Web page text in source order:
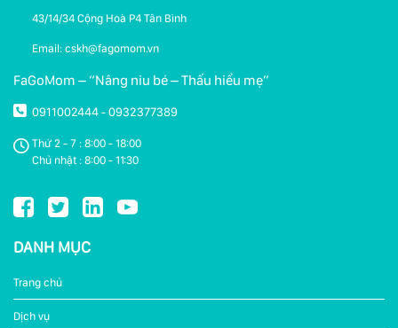
43/14/34 Cộng Hoà P4 Tân Bình
Email: cskh@fagomom.vn
FaGoMom – “Nâng niu bé – Thấu hiểu mẹ”
0911002444 - 0932377389
Thứ 2 - 7 : 8:00 - 18:00
Chủ nhật : 8:00 - 11:30
DANH MỤC
Trang chủ
Dịch vụ